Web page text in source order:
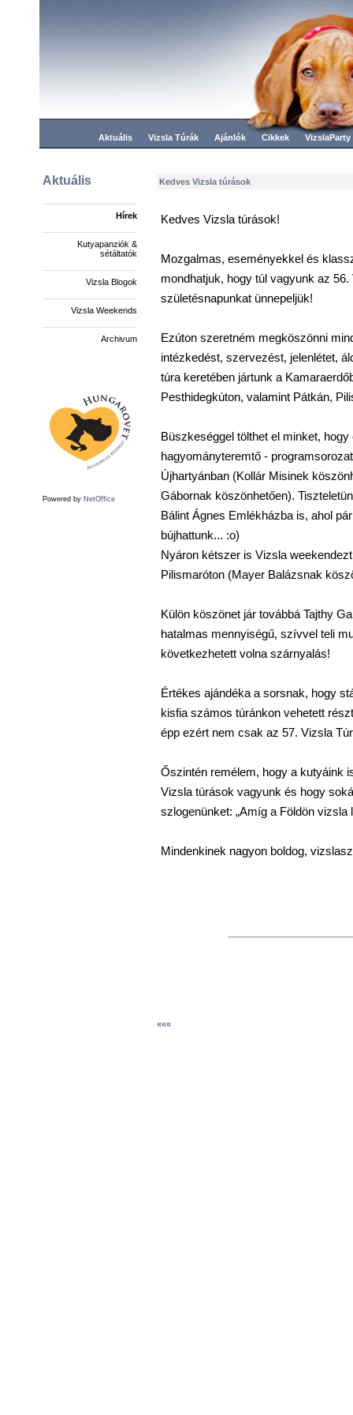
Aktuális Vizsla Túrák Ajánlók Cikkek VizslaParty
Aktuális
Hírek
Kutyapanziók &
sétáltatók
Vizsla Blogok
Vizsla Weekends
Archivum
Powered by NetOffice
Kedves Vizsla túrások
Kedves Vizsla túrások!
Mozgalmas, eseményekkel és
mondhatjuk, hogy túl vagyunk az
születésnapunkat ünnepeljük!
Ezúton szeretném megköszönni
intézkedést, szervezést, jelenlétet,
túra keretében jártunk a
Pesthidegkúton, valamint Pátkán,
Büszkeséggel tölthet el minket,
hagyományteremtő -
Újhartyánban (Kollár Misinek
Gábornak köszönhetően).
Bálint Ágnes Emlékházba is, ahol
bújhattunk... :o)
Nyáron kétszer is Vizsla
Pilismaróton (Mayer Balázsnak
Külön köszönet jár továbbá Tajthy
hatalmas mennyiségű, szívvel teli
következhetett volna szárnyalás!
Értékes ajándéka a sorsnak, hogy
kisfia számos túránkon vehetett
épp ezért nem csak az 57. Vizsla
Őszintén remélem, hogy a kutyáink
Vizsla túrások vagyunk és hogy
szlogenünket: „Amíg a Földön
Mindenkinek nagyon boldog,
«««